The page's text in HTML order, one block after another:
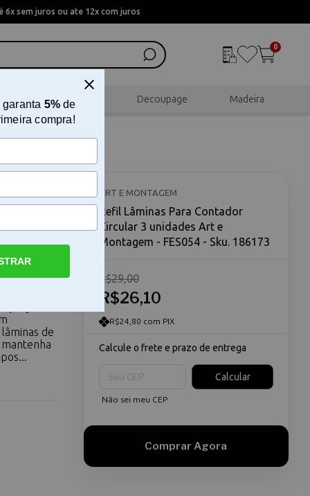
6x sem juros ou ate 12x com juros
0
Scrapbook Decoupage Madeira
3
Art e
de
ART E MONTAGEM
Refil Lâminas Para Contador
Circular 3 unidades Art e
Montagem - FES054 - Sku. 186173
R$26,10
R$29,00
R$24,80 com PIX
Calcule o frete e prazo de entrega
Calcular
Não sei meu CEP
garanta 5%de
compra!